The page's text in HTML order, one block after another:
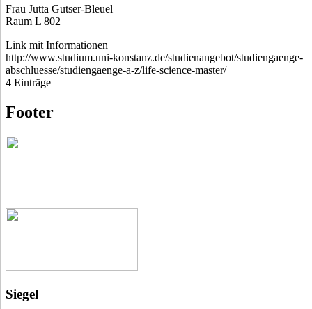
Frau Jutta Gutser-Bleuel
Raum L 802
Link mit Informationen
http://www.studium.uni-konstanz.de/studienangebot/studiengaenge-
abschluesse/studiengaenge-a-z/life-science-master/
4 Einträge
Footer
Siegel